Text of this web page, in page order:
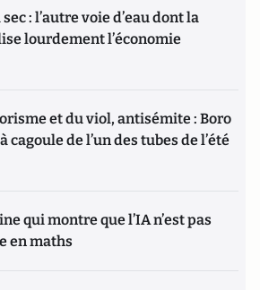
: l’autre voie d’eau dont la
lourdement l’économie
et du viol, antisémite : Boro
cagoule de l’un des tubes de l’été
qui montre que l’IA n’est pas
en maths